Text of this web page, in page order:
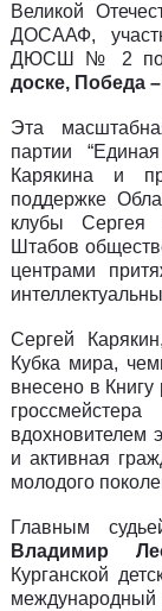
Великой
ДОСААФ,
ДЮСШ № 2 под
доске, Победа
Эта
партии
Карякина и
поддержке
клубы Сергея
Штабов
центрами
Сергей
Кубка мира,
внесено в Книгу
вдохновителем
и активная
молодого
Главным
Владимир
Курганской